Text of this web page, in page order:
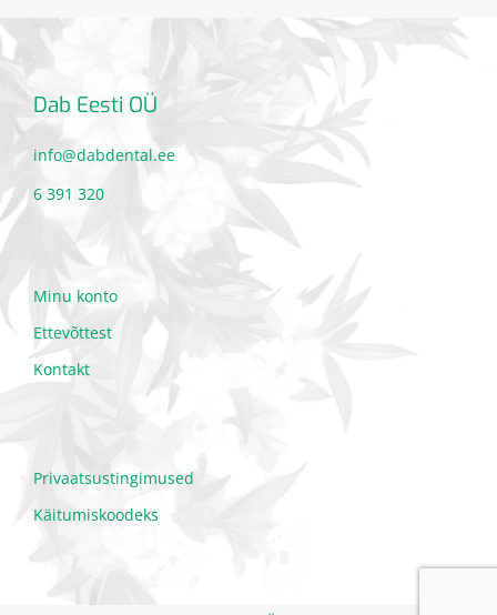
Dab Eesti OÜ
info@dabdental.ee
6 391 320
Minu konto
Ettevõttest
Kontakt
Privaatsustingimused
Käitumiskoodeks